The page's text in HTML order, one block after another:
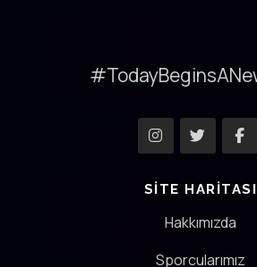
SITE HARITASI
Hakkımızda
Sporcularımız